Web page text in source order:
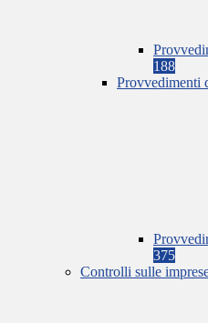
188
Provvedimenti
375
Controlli sulle